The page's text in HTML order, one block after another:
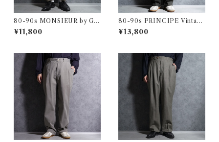
80-90s MONSIEUR by GI
VENCHY Vintage Slacks W
ool Trousers Made in USA
アメリカ製
¥11,800
80-90s PRINCIPE Vintage
Slacks Wool Trousers Mad
e in Italy プリンシペ ヴィン
製 100
¥13,800